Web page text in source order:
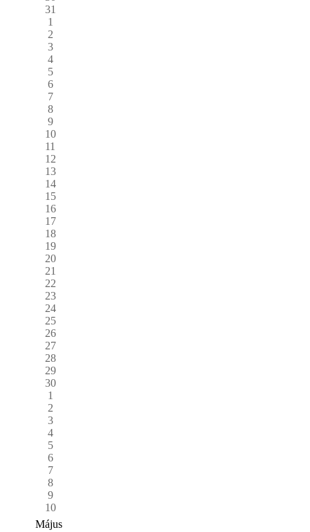
31
1
2
3
4
5
6
7
8
9
10
11
12
13
14
15
16
17
18
19
20
21
22
23
24
25
26
27
28
29
30
1
2
3
4
5
6
7
8
9
10
Május